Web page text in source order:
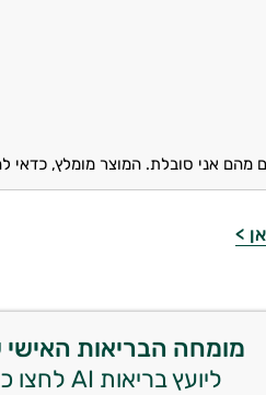
מהם אני סובלת. המוצר מומלץ,
>
מומחה הבריאות
ליועץ בריאות AI לחצו כאן